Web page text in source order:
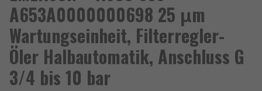
A653A0000000698 25 μm
Wartungseinheit, Filterregler-
Öler Halbautomatik, Anschluss G
3/4 bis 10 bar